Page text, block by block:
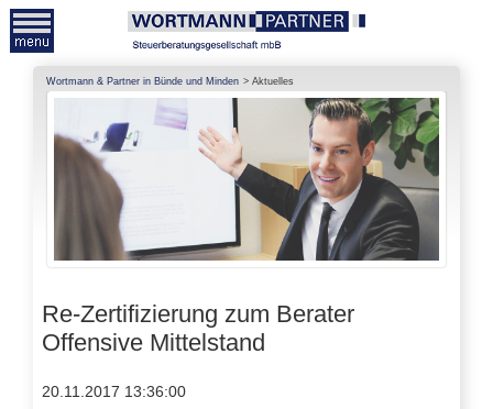
Wortmann & Partner in Bünde und Minden Aktuelles
Re-Zertifizierung zum Berater
Offensive Mittelstand
20.11.2017 13:36:00